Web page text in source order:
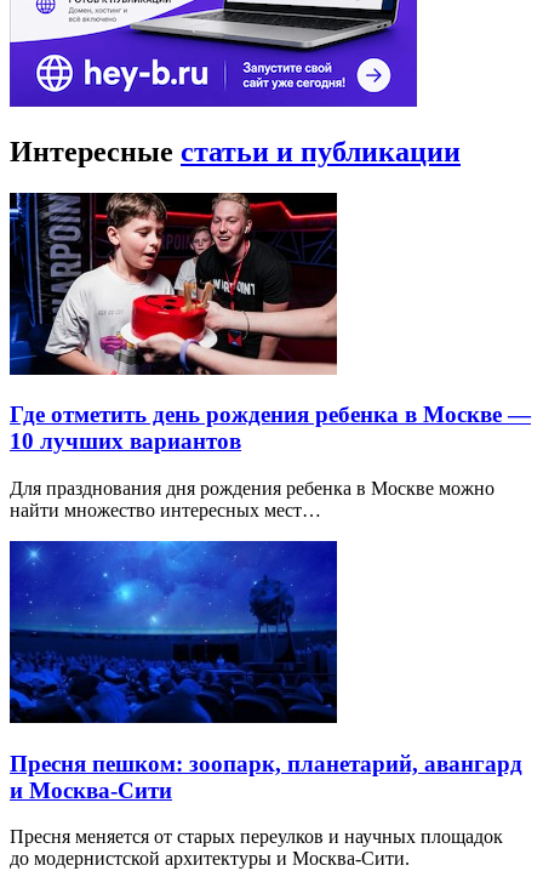
Интересные статьи и публикации
Где отметить день рождения ребенка в Москве —
10 лучших вариантов
Для празднования дня рождения ребенка в Москве можно
найти множество интересных мест…
Пресня пешком: зоопарк, планетарий, авангард
и Москва-Сити
Пресня меняется от старых переулков и научных площадок
до модернистской архитектуры и Москва-Сити.